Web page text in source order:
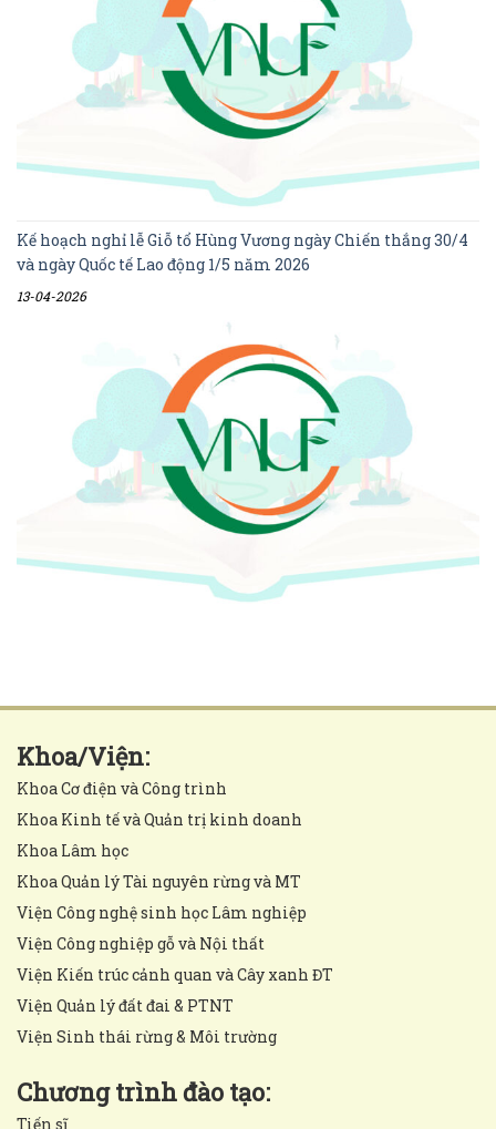
Kế hoạch nghỉ lễ Giỗ tổ Hùng Vương ngày Chiến thắng 30/4
và ngày Quốc tế Lao động 1/5 năm 2026
13-04-2026
Khoa/Viện:
Khoa Cơ điện và Công trình
Khoa Kinh tế và Quản trị kinh doanh
Khoa Lâm học
Khoa Quản lý Tài nguyên rừng và MT
Viện Công nghệ sinh học Lâm nghiệp
Viện Công nghiệp gỗ và Nội thất
Viện Kiến trúc cảnh quan và Cây xanh ĐT
Viện Quản lý đất đai & PTNT
Viện Sinh thái rừng & Môi trường
Chương trình đào tạo:
Tiến sĩ